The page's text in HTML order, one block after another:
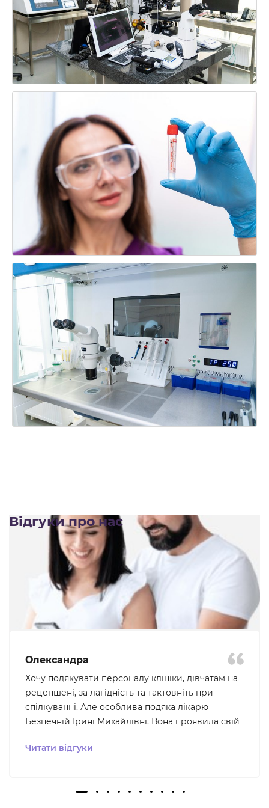
Відгуки про нас
Олександра
Хочу подякувати персоналу клініки, дівчатам на
рецепшені, за лагідність та тактовніть при
спілкуванні. Але особлива подяка лікарю
Безпечній Ірині Михайлівні. Вона проявила свій
турбувало, ми були на звʼязку для подальшого
клініку хочеться і не страшно повертатися. Ще
Читати відгуки